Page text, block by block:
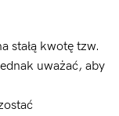
stałą kwotę tzw.
uważać, aby